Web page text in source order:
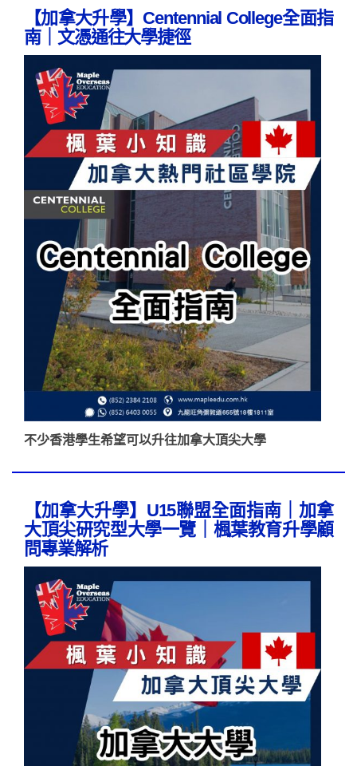
【加拿大升學】Centennial College全面指
南｜文憑通往大學捷徑
不少香港學生希望可以升往加拿大頂尖大學
【加拿大升學】U15聯盟全面指南｜加拿
大頂尖研究型大學一覽｜楓葉教育升學顧
問專業解析